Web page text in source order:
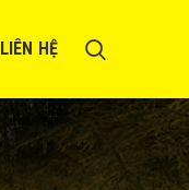
LIÊN HỆ